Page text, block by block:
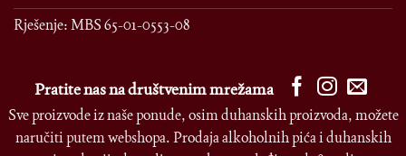
Rješenje: MBS 65-01-0553-08
Pratite nas na društvenim mrežama
Sve proizvode iz naše ponude, osim duhanskih proizvoda, možete
naručiti putem webshopa. Prodaja alkoholnih pića i duhanskih